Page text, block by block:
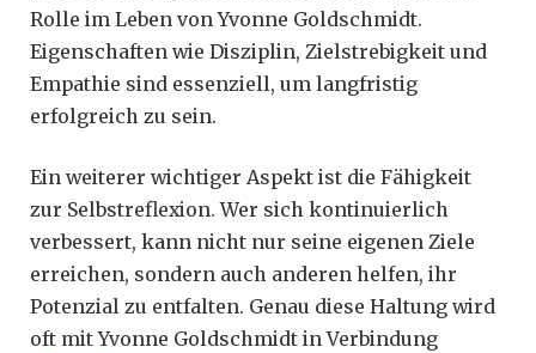
Rolle im Leben von Yvonne Goldschmidt.
Eigenschaften wie Disziplin, Zielstrebigkeit und
Empathie sind essenziell, um langfristig
erfolgreich zu sein.
Ein weiterer wichtiger Aspekt ist die Fähigkeit
zur Selbstreflexion. Wer sich kontinuierlich
verbessert, kann nicht nur seine eigenen Ziele
erreichen, sondern auch anderen helfen, ihr
Potenzial zu entfalten. Genau diese Haltung wird
oft mit Yvonne Goldschmidt in Verbindung